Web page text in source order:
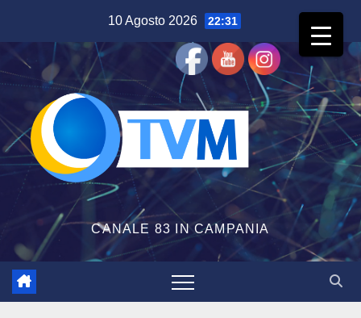
contenuto
10 Agosto 2026 22:31
CANALE 83 IN CAMPANIA